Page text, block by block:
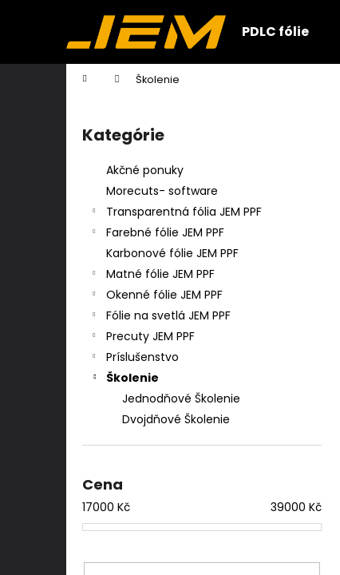
PDLC fólie
Domov Školenie
Preskočiť
kategórie
Kategórie
Akčné ponuky
Morecuts- software
Transparentná fólia JEM PPF
Farebné fólie JEM PPF
Karbonové fólie JEM PPF
Matné fólie JEM PPF
Okenné fólie JEM PPF
Fólie na svetlá JEM PPF
Precuty JEM PPF
Príslušenstvo
Školenie
Jednodňové Školenie
Dvojdňové Školenie
Cena
17000 Kč 39000 Kč
í
Späť
do
Späť
do